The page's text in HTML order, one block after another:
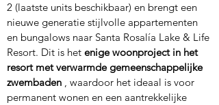
2 (laatste units beschikbaar) en brengt een
nieuwe generatie stijlvolle appartementen
en bungalows naar Santa Rosalía Lake & Life
Resort. Dit is het enige woonproject in het
resort met verwarmde gemeenschappelijke
zwembaden , waardoor het ideaal is voor
permanent wonen en een aantrekkelijke